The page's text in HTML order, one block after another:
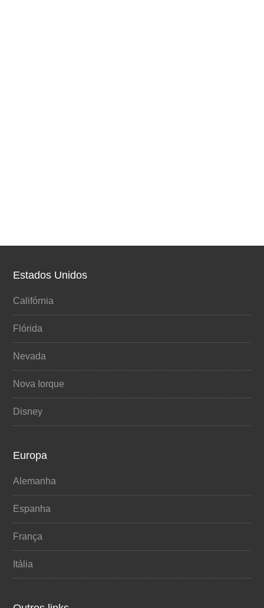
Estados Unidos
Califórnia
Flórida
Nevada
Nova Iorque
Disney
Europa
Alemanha
Espanha
França
Itália